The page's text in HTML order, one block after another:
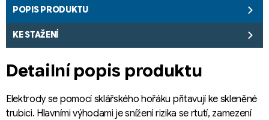
POPIS PRODUKTU
KE STAŽENÍ
Detailní popis produktu
Elektrody se pomocí sklářského hořáku přitavují ke skleněné
trubici. Hlavními výhodami je snížení rizika se rtutí, zamezení